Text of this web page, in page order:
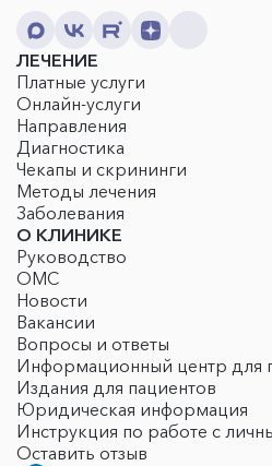
ЛЕЧЕНИЕ
Платные услуги
Онлайн-услуги
Направления
Диагностика
Чекапы и скрининги
Методы лечения
Заболевания
О КЛИНИКЕ
Руководство
ОМС
Новости
Вакансии
Вопросы и ответы
Информационный центр для
Издания для пациентов
Юридическая информация
Инструкция по работе с
Оставить отзыв